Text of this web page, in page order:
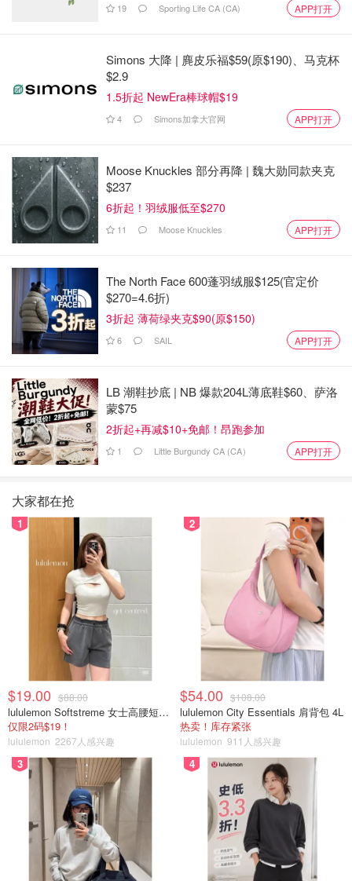
19 Sporting Life CA (CA) APP打开
Simons 大降 | 麂皮乐福$59(原$190)、马克杯
$2.9
1.5折起 NewEra棒球帽$19
4 Simons加拿大官网 APP打开
Moose Knuckles 部分再降 | 魏大勋同款夹克
$237
6折起！羽绒服低至$270
11 Moose Knuckles APP打开
The North Face 600蓬羽绒服$125(官定价
$270=4.6折)
3折起 薄荷绿夹克$90(原$150)
6 SAIL APP打开
LB 潮鞋抄底 | NB 爆款204L薄底鞋$60、萨洛
蒙$75
2折起+再减$10+免邮！昂跑参加
1 Little Burgundy CA (CA） APP打开
大家都在抢
1
$19.00 $88.00
lululemon Softstreme 女士高腰短裤 10cm
仅限2码$19！
lululemon 2267人感兴趣
2
$54.00 $108.00
lululemon City Essentials 肩背包 4L
热卖！库存紧张
lululemon 911人感兴趣
3 4